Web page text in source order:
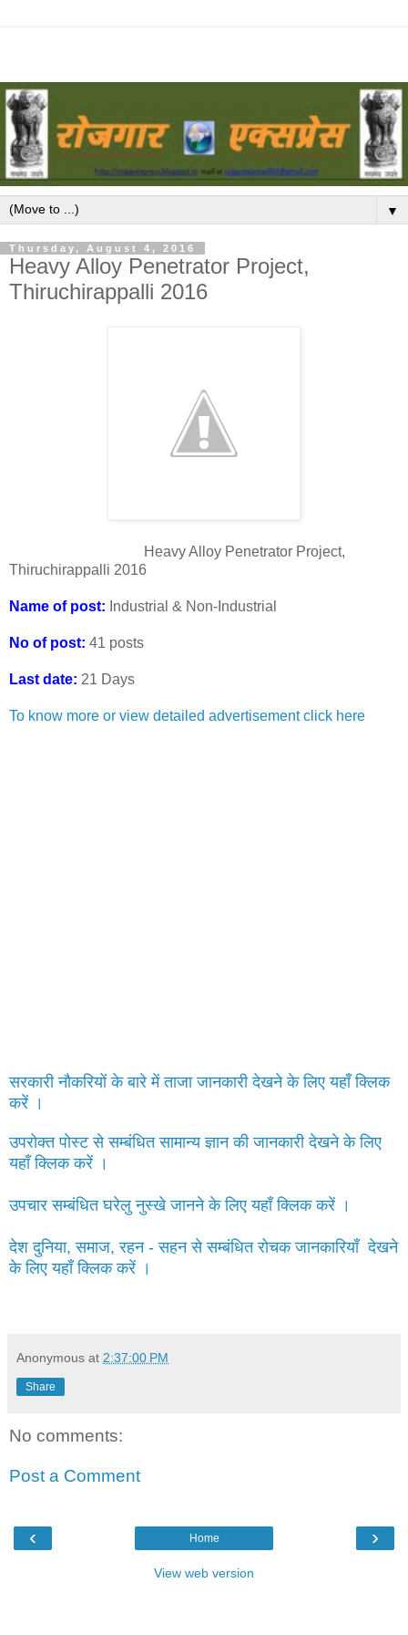
▼
Thursday, August 4, 2016
Heavy Alloy Penetrator Project,
Thiruchirappalli 2016
Heavy Alloy Penetrator Project,
Thiruchirappalli 2016
Name of post: Industrial & Non-Industrial
No of post: 41 posts
Last date: 21 Days
To know more or view detailed advertisement click here
सरकारी नौकरियों के बारे में ताजा जानकारी देखने के लिए यहाँ क्लिक
करें ।
उपरोक्त पोस्ट से सम्बंधित सामान्य ज्ञान की जानकारी देखने के लिए
यहाँ क्लिक करें ।
उपचार सम्बंधित घरेलु नुस्खे जानने के लिए यहाँ क्लिक करें ।
देश दुनिया, समाज, रहन - सहन से सम्बंधित रोचक जानकारियाँ देखने
के लिए यहाँ क्लिक करें ।
Anonymous at 2:37:00 PM
Share
No comments:
Post a Comment
‹ ›
Home
View web version